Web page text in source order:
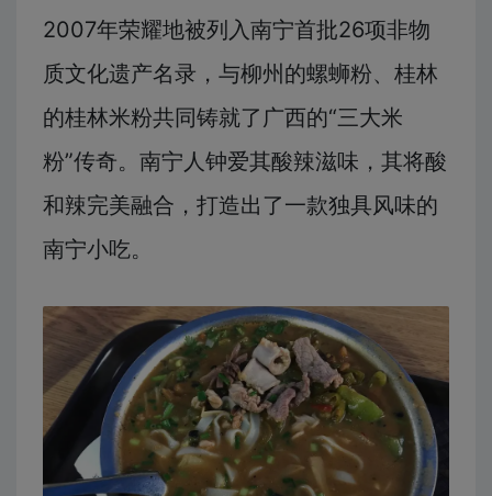
2007年荣耀地被列入南宁首批26项非物
质文化遗产名录，与柳州的螺蛳粉、桂林
的桂林米粉共同铸就了广西的“三大米
粉”传奇。南宁人钟爱其酸辣滋味，其将酸
和辣完美融合，打造出了一款独具风味的
南宁小吃。